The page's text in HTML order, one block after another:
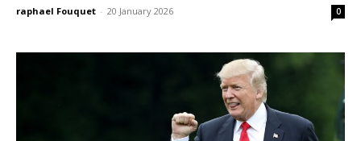
raphael Fouquet - 20 January 2026 0